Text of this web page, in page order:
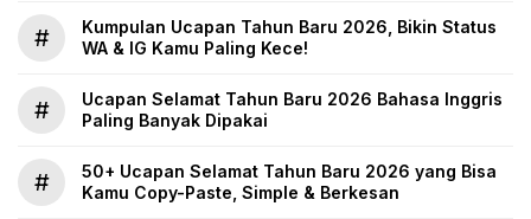
#
Kumpulan Ucapan Tahun Baru 2026, Bikin Status
WA & IG Kamu Paling Kece!
#
Ucapan Selamat Tahun Baru 2026 Bahasa Inggris
Paling Banyak Dipakai
#
50+ Ucapan Selamat Tahun Baru 2026 yang Bisa
Kamu Copy-Paste, Simple & Berkesan